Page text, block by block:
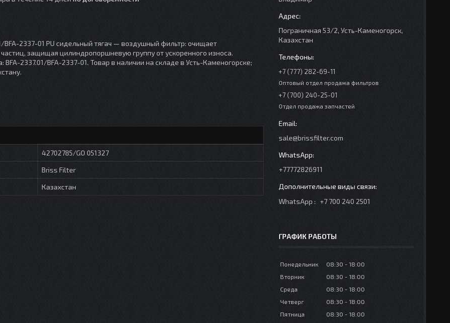
BFA-2337-01 PU сидельный тягач — воздушный фильтр: очищает
защищая цилиндропоршневую группу от ускоренного износа.
2337.01/BFA-2337-01. Товар в наличии на складе в Усть-Каменогорске;
42702785/GO 051327
Briss Filter
Казахстан
Пограничная 53/2, Усть-Каменогорск,
Казахстан
+7 (777) 282-69-11
Оптовый отдел продажа фильтров
+7 (700) 240-25-01
Отдел продажа запчастей
sale@brissfilter.com
+77772826911
WhatsApp +7 700 240 2501
ГРАФИК РАБОТЫ
Понедельник 08:30
18:00
Вторник
08:30
18:00
Среда
08:30
18:00
Четверг
08:30
18:00
Пятница
08:30 18:00